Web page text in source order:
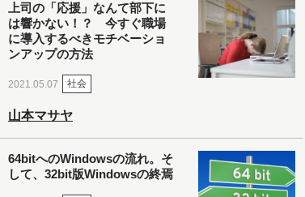
上司の「応援」なんて部下に
は響かない！？ 今すぐ職場
に導入するべきモチベーショ
ンアップの方法
2021.05.07 社会
山本マサヤ
64bitへのWindowsの流れ。そ
して、32bit版Windowsの終焉